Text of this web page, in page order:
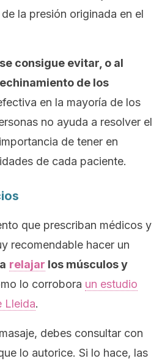
la presión originada en el
consigue evitar, o al
de los
en la mayoría de los
no ayuda a resolver el
de tener en
de cada paciente.
que prescriban médicos y
recomendable hacer un
relajar los músculos y
lo corrobora un estudio
Lleida.
debes consultar con
lo autorice. Si lo hace, las